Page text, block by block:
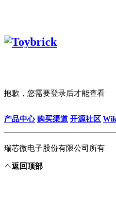
抱歉，您需要登录后才能查看
产品中心 购买渠道 开源社区
瑞芯微电子股份有限公司所有
返回顶部